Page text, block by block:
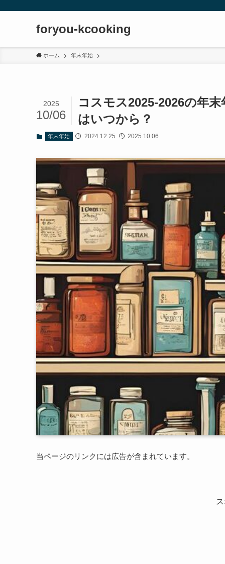
foryou-kcooking
ホーム 年末年始
コスモス2025-2026の年
はいつから？
2025
10/06
年末年始 2024.12.25 2025.10.06
当ページのリンクには広告が含まれています。